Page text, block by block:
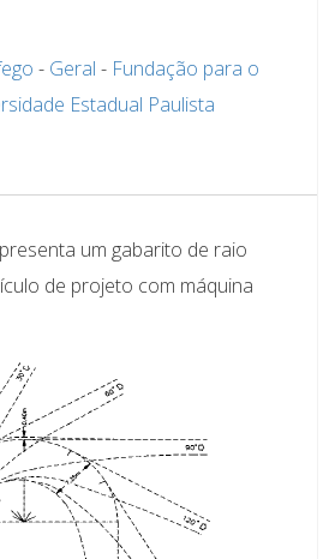
- Geral - Fundação para o
Estadual Paulista
um gabarito de raio
de projeto com máquina